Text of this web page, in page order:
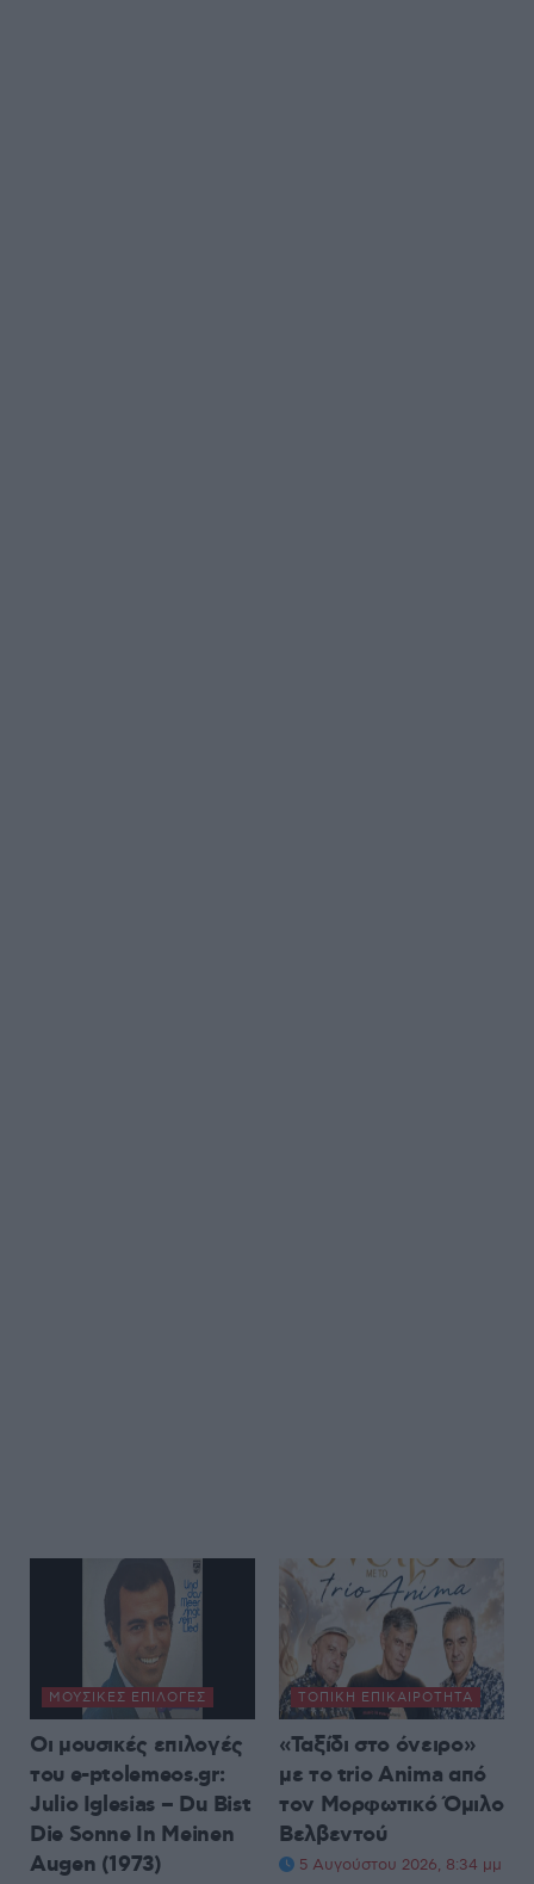
ΜΟΥΣΙΚΈΣ ΕΠΙΛΟΓΈΣ
Οι μουσικές επιλογές
του e-ptolemeos.gr:
Julio Iglesias – Du Bist
Die Sonne In Meinen
Augen (1973)
ΤΟΠΙΚΉ ΕΠΙΚΑΙΡΌΤΗΤΑ
«Ταξίδι στο όνειρο»
με το trio Anima από
τον Μορφωτικό Όμιλο
Βελβεντού
5 Αυγούστου 2026, 8:34 μμ